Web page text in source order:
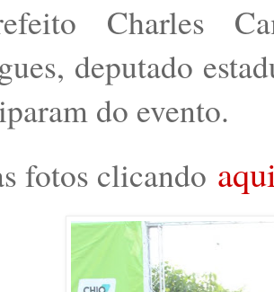
Charles
deputado
do evento.
fotos clicando